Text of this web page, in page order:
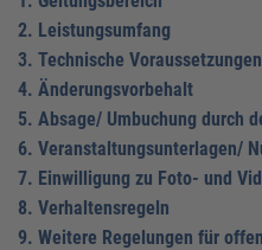
2. Leistungsumfang
3. Technische
4. Änderungsvorbehalt
5. Absage/ Umbuchung durch
6. Veranstaltungsunterlagen/
7. Einwilligung zu Foto- und
8. Verhaltensregeln
9. Weitere Regelungen für